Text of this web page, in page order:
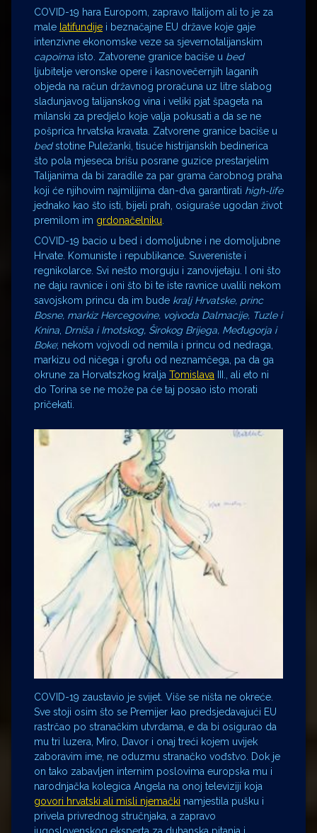
COVID-19 hara Europom, zapravo Italijom ali to je za
male latifundije i beznačajne EU države koje gaje
intenzivne ekonomske veze sa sjevernotalijanskim
capoima isto. Zatvorene granice baciše u bed
ljubitelje veronske opere i kasnovečernjih laganih
objeda na račun državnog proračuna uz litre slabog
sladunjavog talijanskog vina i veliki pjat špageta na
milanski za predjelo koje valja pokusati a da se ne
pošprica hrvatska kravata. Zatvorene granice baciše u
bedstotine Puležanki, tisuće histrijanskih bedinerica
što pola mjeseca brišu posrane guzice prestarjelim
Talijanima da bi zaradile za par grama čarobnog praha
koji će njihovim najmilijima dan-dva garantirati high-life
jednako kao što isti, bijeli prah, osiguraše ugodan život
premilom im grdonačelniku
COVID-19 bacio u bed i domoljubne i ne domoljubne
Hrvate. Komuniste i republikance. Suvereniste i
regnikolarce. Svi nešto morguju i zanovijetaju. I oni što
ne daju ravnice i oni što bi te iste ravnice uvalili nekom
savojskom princu da im bude kralj Hrvatske, princ
Bosne, markiz Hercegovine, vojvoda Dalmacije, Tuzle i
Knina Drniša i Imotskog, Širokog Brijega, Međugorja i
Boke; nekom vojvodi od nemila i princu od nedraga,
markizu od ničega i grofu od neznamčega, pa da ga
okrune za Horvatszkog kralja Tomislava III., ali eto ni
do Torina se ne može pa će taj posao isto morati
pričekati.
COVID-19 zaustavio je svijet. Više se ništa ne okreće.
Sve stoji osim što se Premijer kao predsjedavajući EU
rastrčao po stranačkim utvrdama, e da bi osigurao da
mu tri luzera, Miro, Davor i onaj treći kojem uvijek
zaboravim ime, ne oduzmu stranačko vođstvo. Dok je
on tako zabavljen internim poslovima europska mu i
narodnjačka kolegica Angela na onoj televiziji koja
govori hrvatski ali misli njemački namjestila pušku i
privela privrednog stručnjaka, a zapravo